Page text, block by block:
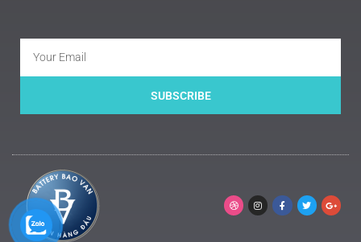
SUBSCRIBE